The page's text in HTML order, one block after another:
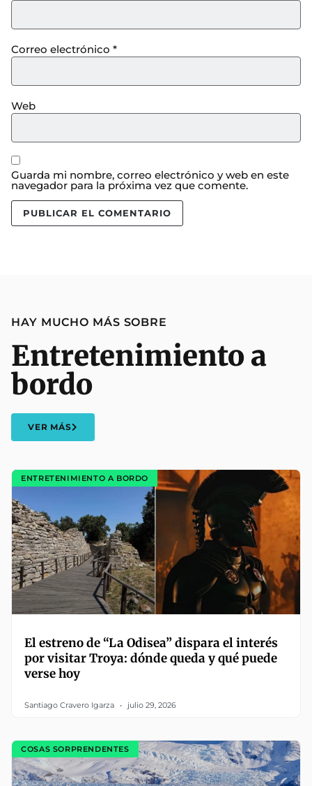
Correo electrónico *
Web
Guarda mi nombre, correo electrónico y web en este
navegador para la próxima vez que comente.
HAY MUCHO MÁS SOBRE
Entretenimiento a
bordo
VER MÁS
ENTRETENIMIENTO A BORDO
El estreno de “La Odisea” dispara el interés
por visitar Troya: dónde queda y qué puede
verse hoy
Santiago Cravero Igarza julio 29, 2026
COSAS SORPRENDENTES